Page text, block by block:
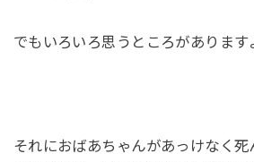
でもいろいろ思うところがあります
それにおばあちゃんがあっけなく死